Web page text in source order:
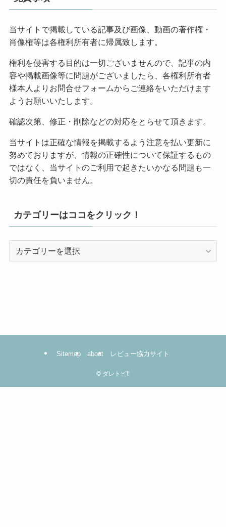
当サイトで掲載している記事及び画像、動画の著作権・
肖像権等は各権利所有者に帰属致します。
権利を侵害する目的は一切ございませんので、記事の内
容や掲載画像等に問題がございましたら、各権利所有者
様本人よりお問合せフォームからご連絡をいただけます
ようお願いいたします。
確認次第、修正・削除などの対応をとらせて頂きます。
当サイトは正確な情報を掲載するよう注意を払い更新に
努めておりますが、情報の正確性について保証するもの
ではなく、当サイトのご利用で起きたいかなる問題も一
切の責任を負いません。
カテゴリーはココをクリック！
コ
Sitemap about レビュー協力サイト
© ダレトピ!!